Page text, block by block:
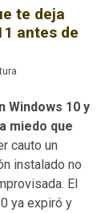
te deja
antes de
Windows 10 y
miedo que
cauto un
instalado no
El
ya expiró y